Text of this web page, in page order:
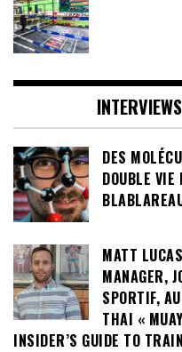
DES
DOUBLE
MATT
MANAGER,
SPORTIF,
THAI «
INSIDER’S GUIDE TO